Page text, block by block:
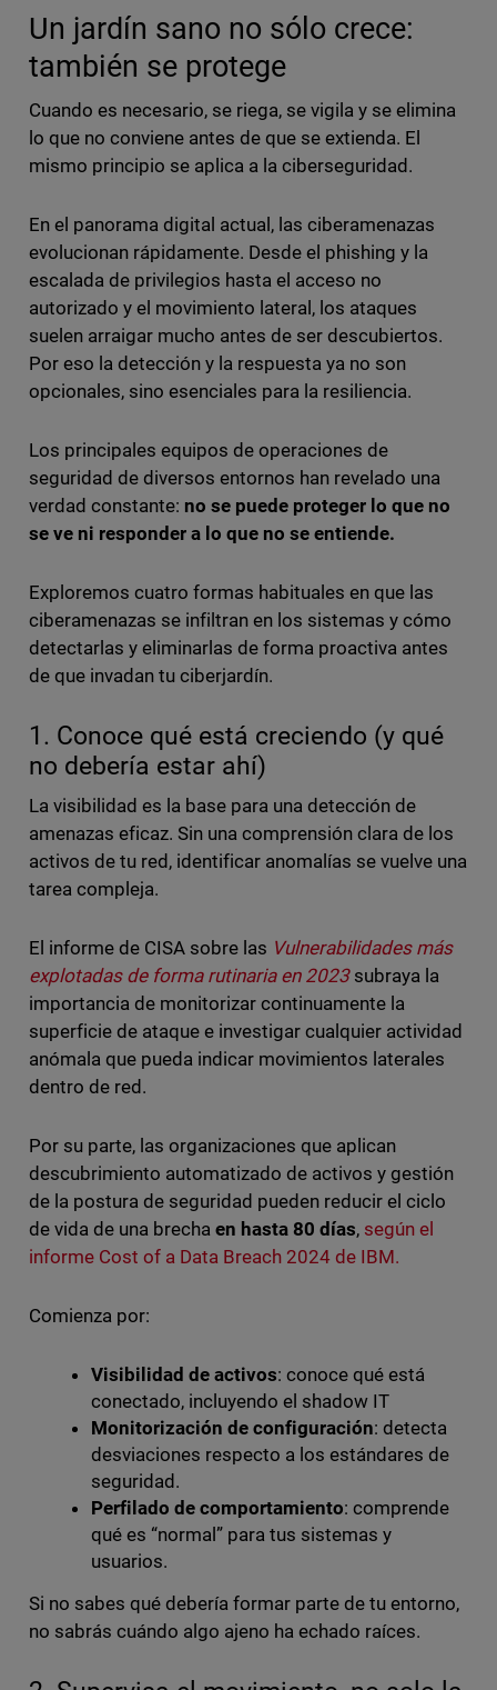
Un jardín sano no sólo crece:
también se protege
Cuando es necesario, se riega, se vigila y se elimina
lo que no conviene antes de que se extienda. El
mismo principio se aplica a la ciberseguridad.
En el panorama digital actual, las ciberamenazas
evolucionan rápidamente. Desde el phishing y la
escalada de privilegios hasta el acceso no
autorizado y el movimiento lateral, los ataques
suelen arraigar mucho antes de ser descubiertos.
Por eso la detección y la respuesta ya no son
opcionales, sino esenciales para la resiliencia.
Los principales equipos de operaciones de
seguridad de diversos entornos han revelado una
verdad constante: no se puede proteger lo que no
se ve ni responder a lo que no se entiende.
Exploremos cuatro formas habituales en que las
ciberamenazas se infiltran en los sistemas y cómo
detectarlas y eliminarlas de forma proactiva antes
de que invadan tu ciberjardín.
1. Conoce qué está creciendo (y qué
no debería estar ahí)
La visibilidad es la base para una detección de
amenazas eficaz. Sin una comprensión clara de los
activos de tu red, identificar anomalías se vuelve una
tarea compleja.
El informe de CISA sobre las Vulnerabilidades más
explotadas de forma rutinaria en 2023subraya la
importancia de monitorizar continuamente la
superficie de ataque e investigar cualquier actividad
anómala que pueda indicar movimientos laterales
dentro de red.
Por su parte, las organizaciones que aplican
descubrimiento automatizado de activos y gestión
de la postura de seguridad pueden reducir el ciclo
de vida de una brecha en hasta 80 días, según el
informe Cost of a Data Breach 2024 de IBM.
Comienza por:
Visibilidad de activos: conoce qué está
conectado, incluyendo el shadow IT
Monitorización de configuración: detecta
desviaciones respecto a los estándares de
seguridad.
Perfilado de comportamiento: comprende
qué es “normal” para tus sistemas y
usuarios.
Si no sabes qué debería formar parte de tu entorno,
no sabrás cuándo algo ajeno ha echado raíces.